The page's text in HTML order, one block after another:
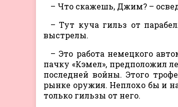
– Что скажешь, Джим? –
– Тут куча гильз от
выстрелы.
– Это работа немецкого
пачку «Кэмел», предположил
последней войны. Этого
рынке оружия. Неплохо бы и
только гильзы от него.